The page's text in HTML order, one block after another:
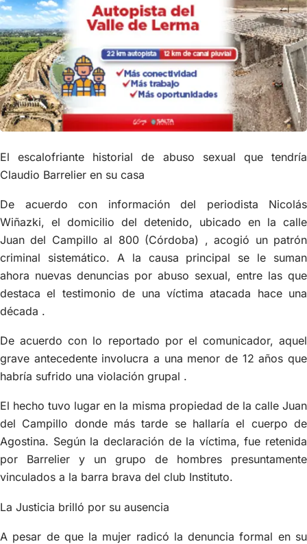
El escalofriante historial de abuso sexual que tendría
Claudio Barrelier en su casa
De acuerdo con información del periodista Nicolás
Wiñazki, el domicilio del detenido, ubicado en la calle
Juan del Campillo al 800 (Córdoba) , acogió un patrón
criminal sistemático. A la causa principal se le suman
ahora nuevas denuncias por abuso sexual, entre las que
destaca el testimonio de una víctima atacada hace una
década .
De acuerdo con lo reportado por el comunicador, aquel
grave antecedente involucra a una menor de 12 años que
habría sufrido una violación grupal .
El hecho tuvo lugar en la misma propiedad de la calle Juan
del Campillo donde más tarde se hallaría el cuerpo de
Agostina. Según la declaración de la víctima, fue retenida
por Barrelier y un grupo de hombres presuntamente
vinculados a la barra brava del club Instituto.
La Justicia brilló por su ausencia
A pesar de que la mujer radicó la denuncia formal en su